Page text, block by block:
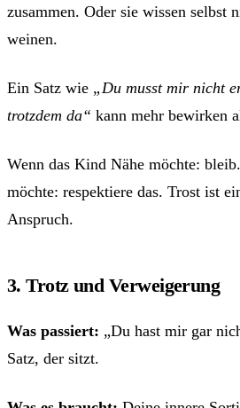
zusammen. Oder sie wissen selbst
weinen.
Ein Satz wie „Du musst mir nicht
trotzdem da“ kann mehr bewirken
Wenn das Kind Nähe möchte:
möchte: respektiere das. Trost ist
Anspruch.
3. Trotz und Verweigerung
Was passiert: „Du hast mir gar
Satz, der sitzt.